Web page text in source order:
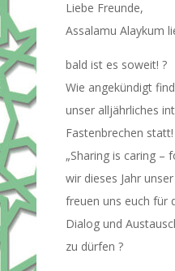
Liebe Freunde,
Assalamu Alaykum
bald ist es soweit! ?
Wie angekündigt
unser alljährliches
Fastenbrechen
„Sharing is caring –
wir dieses Jahr
freuen uns euch für
Dialog und
zu dürfen ?